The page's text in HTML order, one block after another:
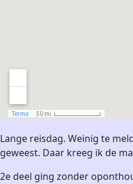
Lange reisdag. Weinig te
geweest. Daar kreeg ik de
2e deel ging zonder